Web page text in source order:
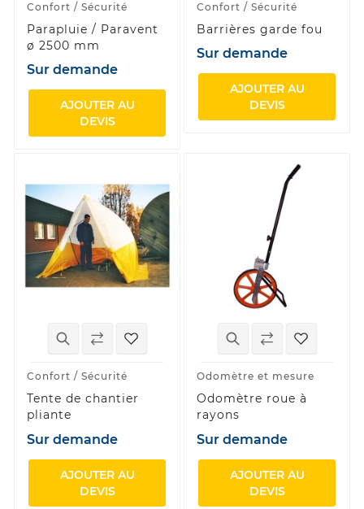
Confort / Sécurité
Parapluie / Paravent
ø 2500 mm
Sur demande
AJOUTER AU
DEVIS
Confort / Sécurité
Barrières garde fou
Sur demande
AJOUTER AU
DEVIS
Confort / Sécurité
Tente de chantier
pliante
Sur demande
AJOUTER AU
DEVIS
Odomètre et mesure
Odomètre roue à
rayons
Sur demande
AJOUTER AU
DEVIS